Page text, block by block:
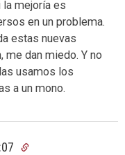
mejoría es
en un problema.
estas nuevas
me dan miedo. Y no
usamos los
a un mono.